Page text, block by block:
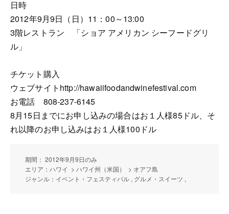
日時
2012年9月9日（日）11：00～13:00
3階レストラン 「ショア アメリカン シーフードグリ
ル」
チケット購入
ウェブサイトhttp://hawaiifoodandwinefestival.com
お電話 808-237-6145
8月15日までにお申し込みの場合はお１人様85ドル、そ
れ以降のお申し込みはお１人様100ドル
期間： 2012年9月9日のみ
エリア：ハワイ > ハワイ州（米国） > オアフ島
ジャンル：イベント・フェスティバル , グルメ・スイーツ ,